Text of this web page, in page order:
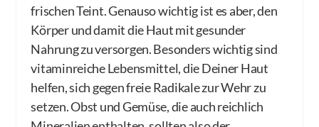
frischen Teint. Genauso wichtig ist es aber, den
Körper und damit die Haut mit gesunder
Nahrung zu versorgen. Besonders wichtig sind
vitaminreiche Lebensmittel, die Deiner Haut
helfen, sich gegen freie Radikale zur Wehr zu
setzen. Obst und Gemüse, die auch reichlich